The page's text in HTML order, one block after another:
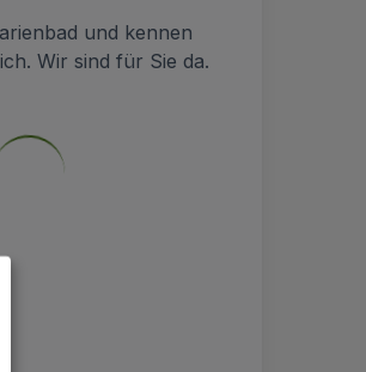
und kennen
Wir sind für Sie da.